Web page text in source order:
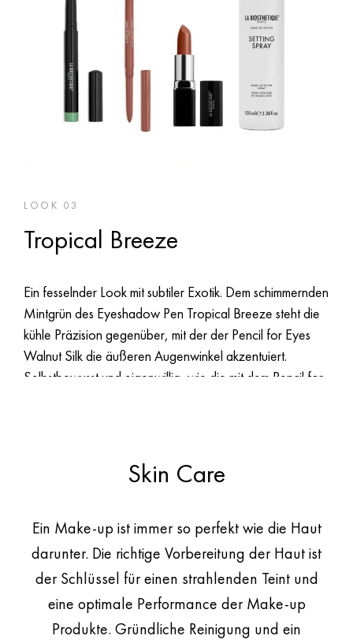
LOOK 03
Tropical Breeze
Ein fesselnder Look mit subtiler Exotik. Dem schimmernden
Mintgrün des Eyeshadow Pen Tropical Breeze steht die
kühle Präzision gegenüber, mit der der Pencil for Eyes
Walnut Silk die äußeren Augenwinkel akzentuiert.
Selbstbewusst und eigenwillig, wie die mit dem Pencil for
Skin Care
Ein Make-up ist immer so perfekt wie die Haut
darunter. Die richtige Vorbereitung der Haut ist
der Schlüssel für einen strahlenden Teint und
eine optimale Performance der Make-up
Produkte. Gründliche Reinigung und ein